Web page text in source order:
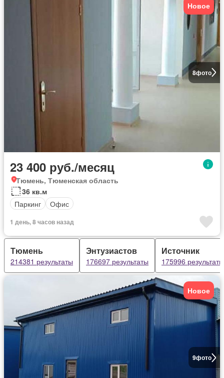
8фото
Новое
23 400 руб./месяц
Тюмень, Тюменская область
36 кв.м
Паркинг
Офис
1 день, 8 часов назад
Тюмень
214381 результаты
Энтузиастов
176697 результаты
Источник
175996 результаты
9фото
Новое